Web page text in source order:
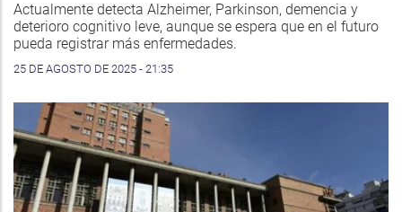
Actualmente detecta Alzheimer, Parkinson, demencia y
deterioro cognitivo leve, aunque se espera que en el futuro
pueda registrar más enfermedades.
25 DE AGOSTO DE 2025 - 21:35